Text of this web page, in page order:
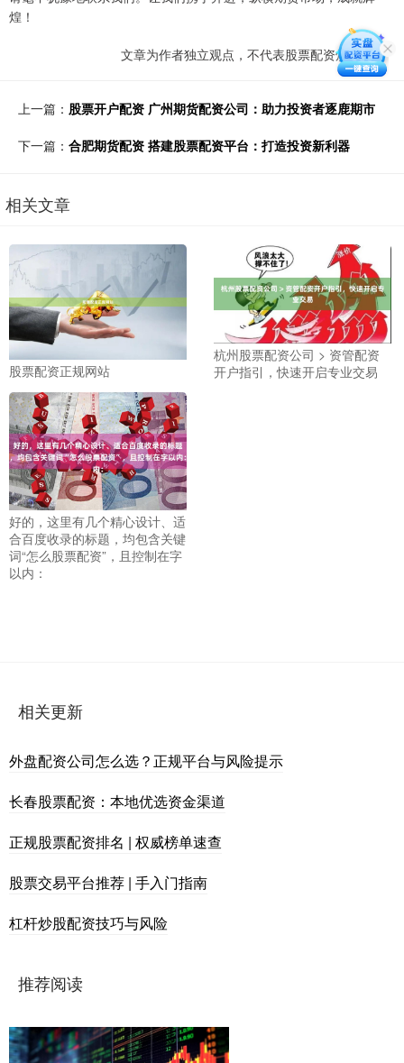
煌！
文章为作者独立观点，不代表股票配资炒股观点
上一篇： 股票开户配资 广州期货配资公司：助力投资者逐鹿期市
下一篇： 合肥期货配资 搭建股票配资平台：打造投资新利器
相关文章
股票配资正规网站
杭州股票配资公司 > 资管配资
开户指引，快速开启专业交易
好的，这里有几个精心设计、适
合百度收录的标题，均包含关键
词“怎么股票配资”，且控制在字
以内：
相关更新
外盘配资公司怎么选？正规平台与风险提示
长春股票配资：本地优选资金渠道
正规股票配资排名 | 权威榜单速查
股票交易平台推荐 | 手入门指南
杠杆炒股配资技巧与风险
推荐阅读